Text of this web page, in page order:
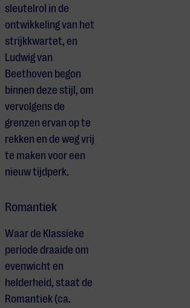
sleutelrol in de
ontwikkeling van het
strijkkwartet, en
Ludwig van
Beethoven begon
binnen deze stijl, om
vervolgens de
grenzen ervan op te
rekken en de weg vrij
te maken voor een
nieuw tijdperk.
Romantiek
Waar de Klassieke
periode draaide om
evenwicht en
helderheid, staat de
Romantiek (ca.